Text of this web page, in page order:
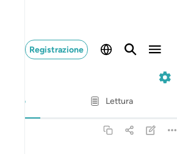
Registrazione
Lettura
: Hamza Roberto Piccardo